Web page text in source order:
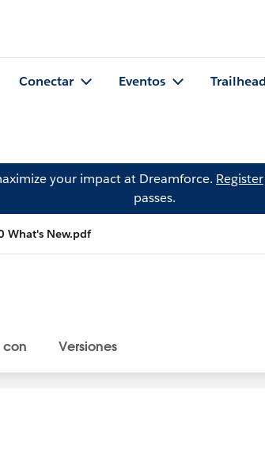
Conectar Eventos Trailhead
your impact at Dreamforce. Register
passes.
What's New.pdf
con Versiones